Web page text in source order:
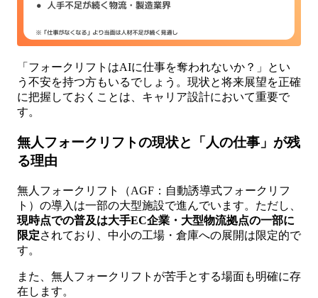
「フォークリフトはAIに仕事を奪われないか？」とい
う不安を持つ方もいるでしょう。現状と将来展望を正確
に把握しておくことは、キャリア設計において重要で
す。
無人フォークリフトの現状と「人の仕事」が残
る理由
無人フォークリフト（AGF：自動誘導式フォークリフ
ト）の導入は一部の大型施設で進んでいます。ただし、
現時点での普及は大手EC企業・大型物流拠点の一部に
限定されており、中小の工場・倉庫への展開は限定的で
す。
また、無人フォークリフトが苦手とする場面も明確に存
在します。